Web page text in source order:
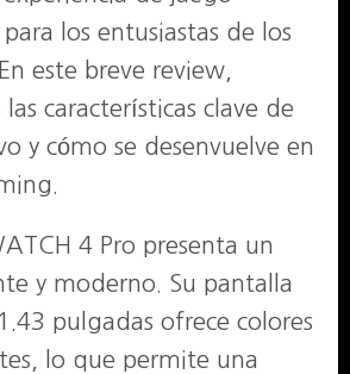
los entusiastas de los
este breve review,
características clave de
y cómo se desenvuelve en
4 Pro presenta un
y moderno. Su pantalla
pulgadas ofrece colores
lo que permite una